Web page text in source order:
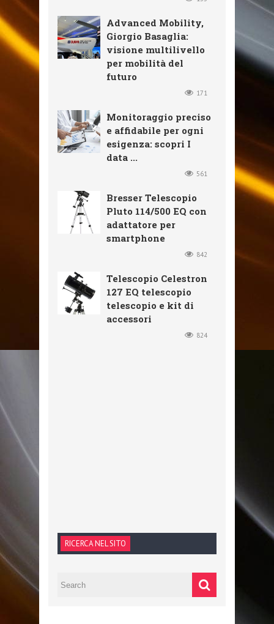
Advanced Mobility,
Giorgio Basaglia:
visione multilivello
per mobilità del
futuro
171
Monitoraggio preciso
e affidabile per ogni
esigenza: scopri I
data ...
561
Bresser Telescopio
Pluto 114/500 EQ con
adattatore per
smartphone
842
Telescopio Celestron
127 EQ telescopio
telescopio e kit di
accessori
824
RICERCA NEL SITO